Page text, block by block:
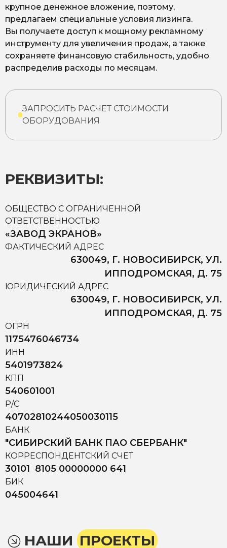
крупное денежное вложение, поэтому,
предлагаем специальные условия лизинга.
Вы получаете доступ к мощному рекламному
инструменту для увеличения продаж, а также
сохраняете финансовую стабильность, удобно
распределив расходы по месяцам.
ЗАПРОСИТЬ РАСЧЕТ СТОИМОСТИ
ОБОРУДОВАНИЯ
РЕКВИЗИТЫ:
ОБЩЕСТВО С ОГРАНИЧЕННОЙ
ОТВЕТСТВЕННОСТЬЮ
«ЗАВОД ЭКРАНОВ»
ФАКТИЧЕСКИЙ АДРЕС
630049, Г. НОВОСИБИРСК, УЛ.
ИППОДРОМСКАЯ, Д. 75
ЮРИДИЧЕСКИЙ АДРЕС
630049, Г. НОВОСИБИРСК, УЛ.
ИППОДРОМСКАЯ, Д. 75
ОГРН
1175476046734
ИНН
5401973824
КПП
540601001
Р/С
40702810244050030115
БАНК
"СИБИРСКИЙ БАНК ПАО СБЕРБАНК"
КОРРЕСПОНДЕНТСКИЙ СЧЕТ
30101 8105 00000000 641
БИК
045004641
НАШИ ПРОЕКТЫ